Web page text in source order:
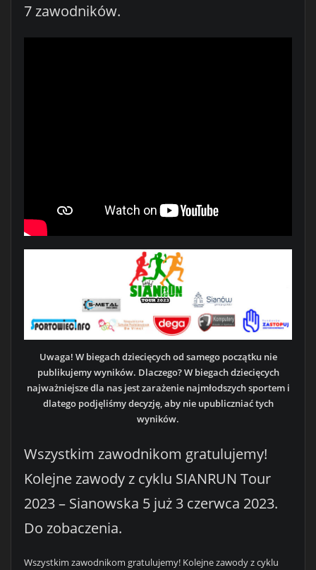
7 zawodników.
Uwaga! W biegach dziecięcych od samego początku nie
publikujemy wyników. Dlaczego? W biegach dziecięcych
najważniejsze dla nas jest zarażenie najmłodszych sportem i
dlatego podjęliśmy decyzję, aby nie upubliczniać tych
wyników.
Wszystkim zawodnikom gratulujemy!
Kolejne zawody z cyklu SIANRUN Tour
2023 – Sianowska 5 już 3 czerwca 2023.
Do zobaczenia.
Wszystkim zawodnikom gratulujemy! Kolejne zawody z cyklu